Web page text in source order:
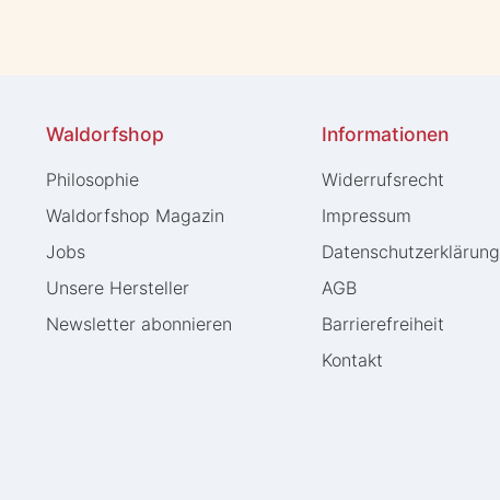
Waldorfshop
Philosophie
Waldorfshop Magazin
Jobs
Unsere Hersteller
Newsletter abonnieren
Informationen
Widerrufs­recht
Impressum
Daten­schutz­erklärung
AGB
Barrierefreiheit
Kontakt